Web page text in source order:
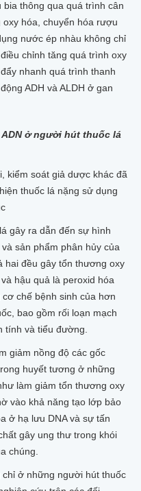
thông qua quá trình cân
hóa, chuyển hóa rượu
nước ép nhàu không chỉ
chỉnh tăng quá trình oxy
nhanh quá trình thanh
ADH và ALDH ở gan
ở người hút thuốc lá
kiểm soát giả dược khác đã
thuốc lá nặng sử dụng
gây ra dẫn đến sự hình
sản phẩm phân hủy của
hai đều gây tổn thương oxy
hậu quả là peroxid hóa
chế bệnh sinh của hơn
bao gồm rối loạn mạch
tính và tiểu đường.
giảm nồng độ các gốc
huyết tương ở những
làm giảm tổn thương oxy
vào khả năng tạo lớp bảo
ở hạ lưu DNA và sự tấn
gây ung thư trong khói
chúng.
ở những người hút thuốc